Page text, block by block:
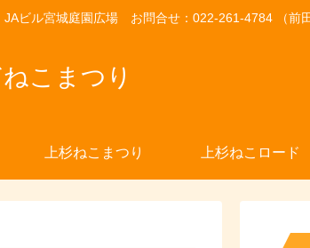
ビル宮城庭園広場 お問合せ：022-261-4784 （前田
こまつり
上杉ねこまつり 上杉ねこロード